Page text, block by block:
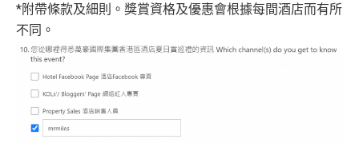
*附帶條款及細則。獎賞資格及優惠會根據每間酒店而有所
不同。